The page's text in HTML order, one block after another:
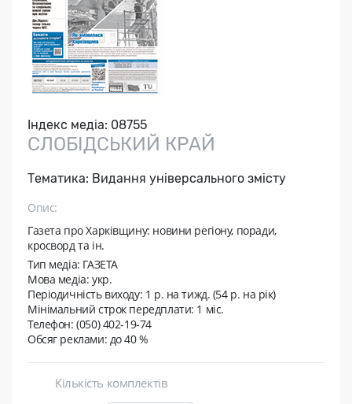
Індекс медіа: 08755
СЛОБІДСЬКИЙ КРАЙ
Тематика: Видання універсального змісту
Опис:
Газета про Харківщину: новини регіону, поради,
кросворд та ін.
Тип медіа: ГАЗЕТА
Мова медіа: укр.
Періодичність виходу: 1 р. на тижд. (54 р. на рік)
Мінімальний строк передплати: 1 міс.
Телефон: (050) 402-19-74
Обсяг реклами: до 40 %
Кількість комплектів